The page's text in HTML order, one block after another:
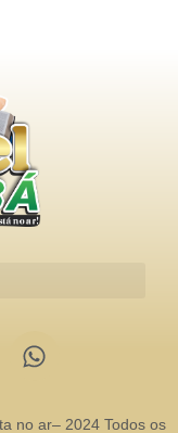
no ar– 2024 Todos os